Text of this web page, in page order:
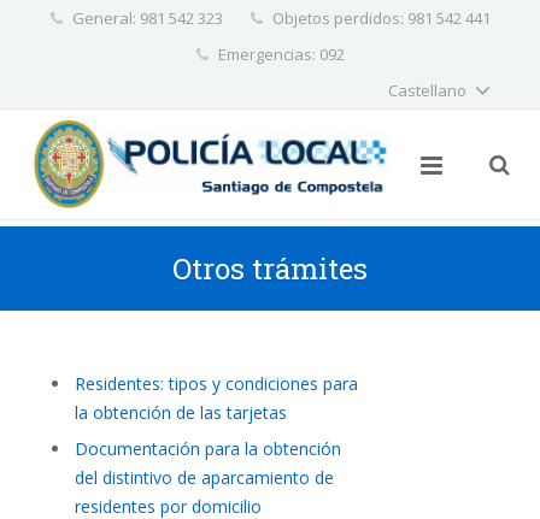
General: 981 542 323
Objetos perdidos: 981 542 441
Emergencias: 092
Castellano
Otros trámites
Residentes: tipos y condiciones para
la obtención de las tarjetas
Documentación para la obtención
del distintivo de aparcamiento de
residentes por domicilio